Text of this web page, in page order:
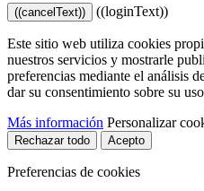
((cancelText)) ((loginText))
Este sitio web utiliza cookies
nuestros servicios y mostrarle
preferencias mediante el análisis
dar su consentimiento sobre su
Más información Personalizar
Rechazar todo Acepto
Preferencias de cookies